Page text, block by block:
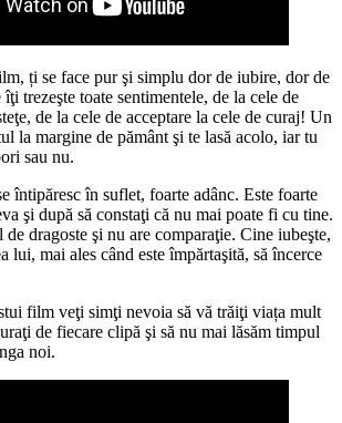
ți se face pur şi simplu dor de iubire, dor de
trezeşte toate sentimentele, de la cele de
de la cele de acceptare la cele de curaj! Un
la margine de pământ şi te lasă acolo, iar tu
sau nu.
întipăresc în suflet, foarte adânc. Este foarte
şi după să constaţi că nu mai poate fi cu tine.
dragoste şi nu are comparaţie. Cine iubeşte,
lui, mai ales când este împărtaşită, să încerce
film veţi simţi nevoia să vă trăiţi viața mult
de fiecare clipă şi să nu mai lăsăm timpul
noi.